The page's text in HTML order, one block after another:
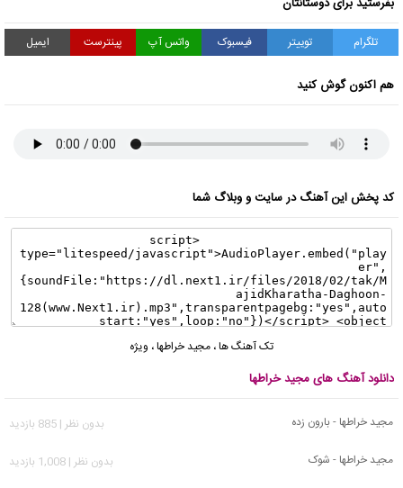
تلگرام توییتر فیسبوک واتس آپ پینترست ایمیل
هم اکنون گوش کنید
کد پخش این آهنگ در سایت و وبلاگ شما
تک آهنگ ها، مجید خراطها، ویژه
دانلود آهنگ های مجید خراطها
مجید خراطها - بارون زده
بدون نظر | 885 بازدید
مجید خراطها - شوک
بدون نظر | 1,008 بازدید